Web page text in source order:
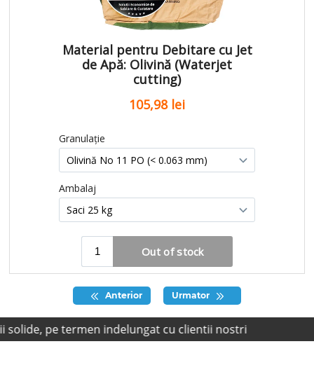
Anterior Urmator
pe termen indelungat cu clientii nostri